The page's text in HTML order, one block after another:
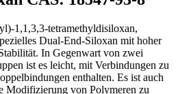
1,1,3,3-tetramethyldisiloxan,
Dual-End-Siloxan mit hoher
In Gegenwart von zwei
ist es leicht, mit Verbindungen zu
enthalten. Es ist auch
Modifizierung von Polymeren zu